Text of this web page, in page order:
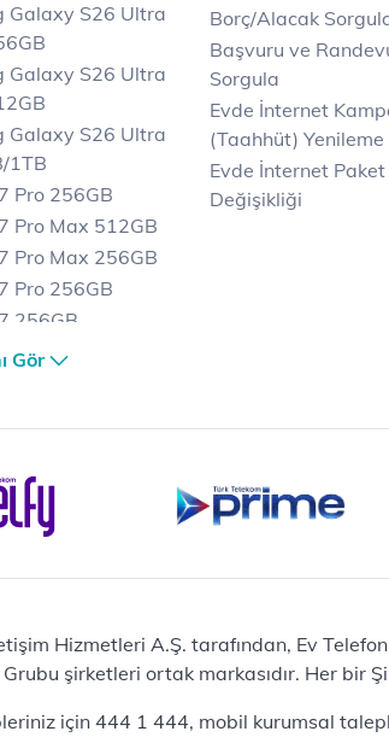
Galaxy S26 Ultra
Galaxy S26 Ultra
Galaxy S26 Ultra
1TB
Pro 256GB
Pro Max 512GB
Pro Max 256GB
Pro 256GB
256GB
Air 256GB
C370
TGB610
Wi-Fi
Wi-Fi 6
Gör
Borç/Alacak
Başvuru ve
Sorgula
Evde İnternet
(Taahhüt) Yenileme
Evde İnternet Paket
Değişikliği
Hizmetleri A.Ş. tarafından, Ev
şirketleri ortak markasıdır. Her bir
için 444 1 444, mobil kurumsal